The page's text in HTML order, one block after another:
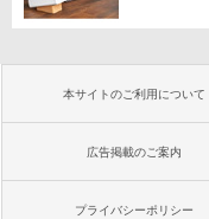
本サイトのご利用について
広告掲載のご案内
プライバシーポリシー